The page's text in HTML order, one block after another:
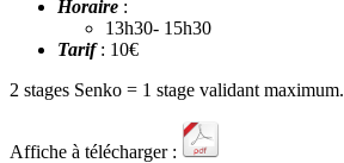
Horaire :
13h30- 15h30
Tarif : 10€
2 stages Senko = 1 stage validant maximum.
Affiche à télécharger :